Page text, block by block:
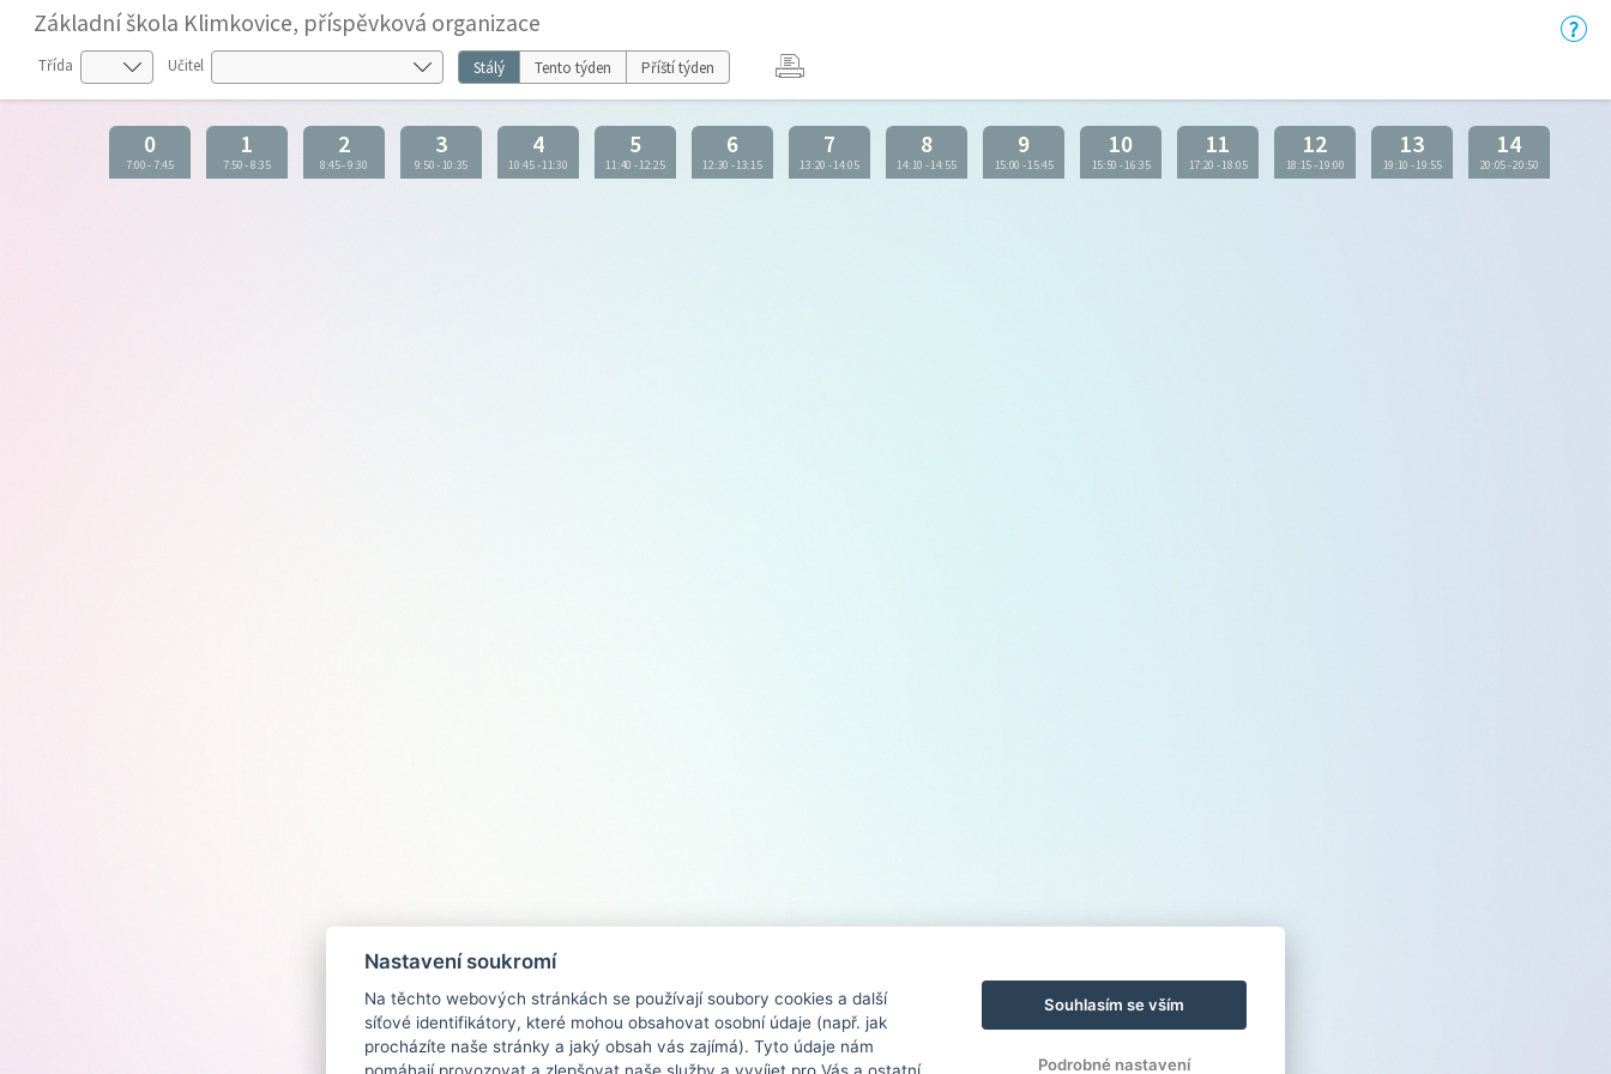
Základní škola Klimkovice, příspěvková organizace
Třída Učitel Stálý Tento týden Příští týden
0
7:00-7:45
1
7:50-8:35
2
8:45-9:30
3
9:50-10:35
4
10:45-11:30
5
11:40 -12:25
6
12:30 -13:15
7
13:20 -14:05
8
14:10 -14:55
9
15:00 -15:45
10
15:50 -16:35
11
17:20 -18:05
12
18:15-19:00
13
19:10 -19:55
14
20:05-20:50
Nastavení soukromí
Na těchto webových stránkách se používají soubory cookies a další
síťové identifikátory, které mohou obsahovat osobní údaje (např. jak
procházíte naše stránky a jaký obsah vás zajímá). Tyto údaje nám
Souhlasím se vším
Podrobné nastavení